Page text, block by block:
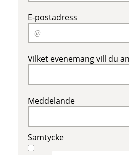
E-postadress
Vilket evenemang vill du
Meddelande
Samtycke